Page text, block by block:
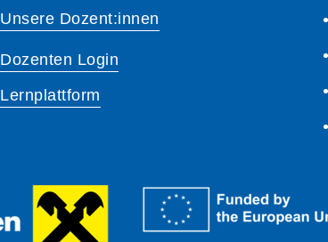
Unsere Dozent:innen
Dozenten Login
Lernplattform